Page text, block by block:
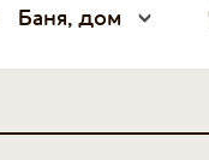
Баня, дом